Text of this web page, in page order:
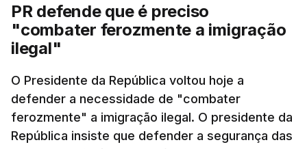
articulação com a Marinha, a Autoridade Marítima
Nacional e a Força Aérea.
apreendida mais cocaína até ao momento de que
em todo o ano de 2025.
A ação de prevenção visa a deteção em alto mar
PR defende que é preciso
"combater ferozmente a imigração
ilegal"
O Presidente da República voltou hoje a
defender a necessidade de "combater
ferozmente" a imigração ilegal. O presidente da
República insiste que defender a segurança das